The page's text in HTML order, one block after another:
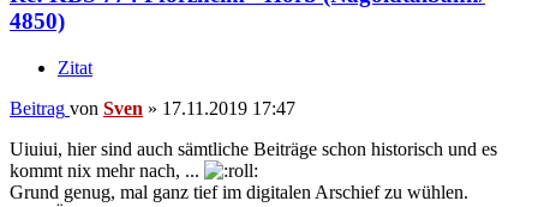
4850)
Zitat
Beitrag von Sven » 17.11.2019 17:47
Uiuiui, hier sind auch sämtliche Beiträge schon historisch und es
kommt nix mehr nach, ...
Grund genug, mal ganz tief im digitalen Arschief zu wühlen.